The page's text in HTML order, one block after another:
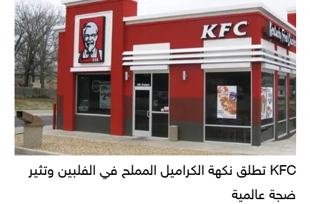
KFC تطلق نكهة الكراميل المملح في الفلبين وتثير
ضجة عالمية